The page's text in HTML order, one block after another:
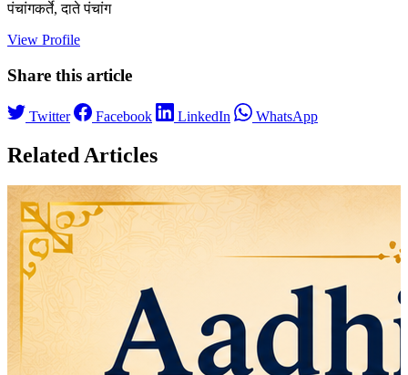
पंचांगकर्ते, दाते पंचांग
View Profile
Share this article
Twitter Facebook LinkedIn WhatsApp
Related Articles